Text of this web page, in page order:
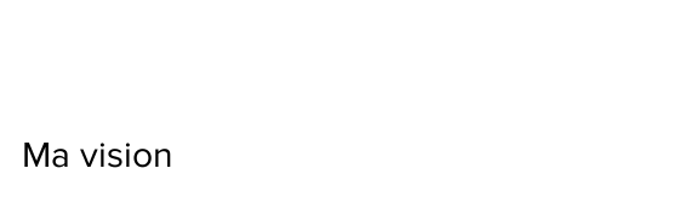
Ma vision